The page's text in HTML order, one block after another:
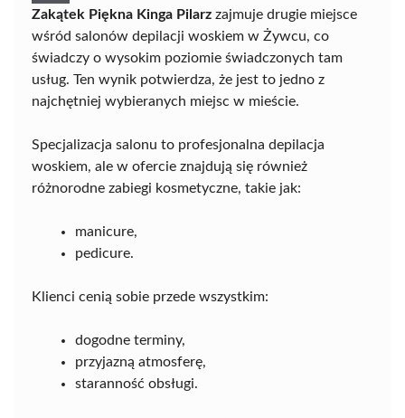
Zakątek Piękna Kinga Pilarz zajmuje drugie miejsce
wśród salonów depilacji woskiem w Żywcu, co
świadczy o wysokim poziomie świadczonych tam
usług. Ten wynik potwierdza, że jest to jedno z
najchętniej wybieranych miejsc w mieście.
Specjalizacja salonu to profesjonalna depilacja
woskiem, ale w ofercie znajdują się również
różnorodne zabiegi kosmetyczne, takie jak:
manicure,
pedicure.
Klienci cenią sobie przede wszystkim:
dogodne terminy,
przyjazną atmosferę,
staranność obsługi.